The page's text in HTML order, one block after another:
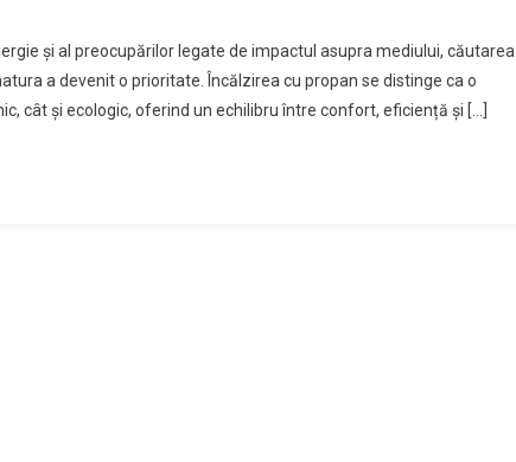
și al preocupărilor legate de impactul asupra mediului, căutarea
a devenit o prioritate. Încălzirea cu propan se distinge ca o
cât și ecologic, oferind un echilibru între confort, eficiență și […]